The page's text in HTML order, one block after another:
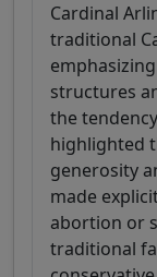
Cardinal
traditional
structures
the
highlighted
generosity
made
abortion or
traditional